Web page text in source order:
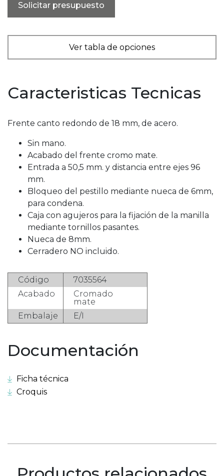
Solicitar presupuesto
Ver tabla de opciones
Caracteristicas Tecnicas
Frente canto redondo de 18 mm, de acero.
Sin mano.
Acabado del frente cromo mate.
Entrada a 50,5 mm. y distancia entre ejes 96
mm.
Bloqueo del pestillo mediante nueca de 6mm,
para condena.
Caja con agujeros para la fijación de la manilla
mediante tornillos pasantes.
Nueca de 8mm.
Cerradero NO incluido.
Código
7035564
Acabado
Cromado
mate
Embalaje
E/I
Documentación
Ficha técnica
Croquis